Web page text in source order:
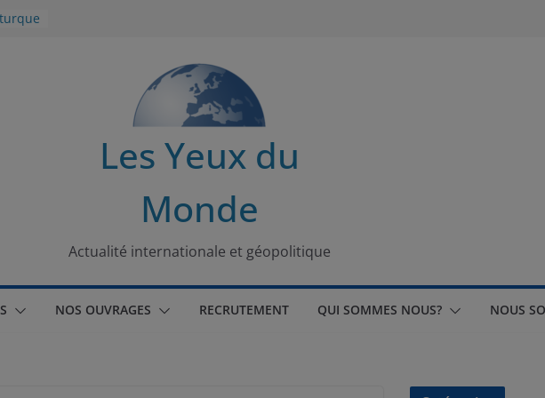
Les Yeux du
Monde
Actualité internationale et géopolitique
NOS OUVRAGES RECRUTEMENT QUI SOMMES NOUS? NOUS